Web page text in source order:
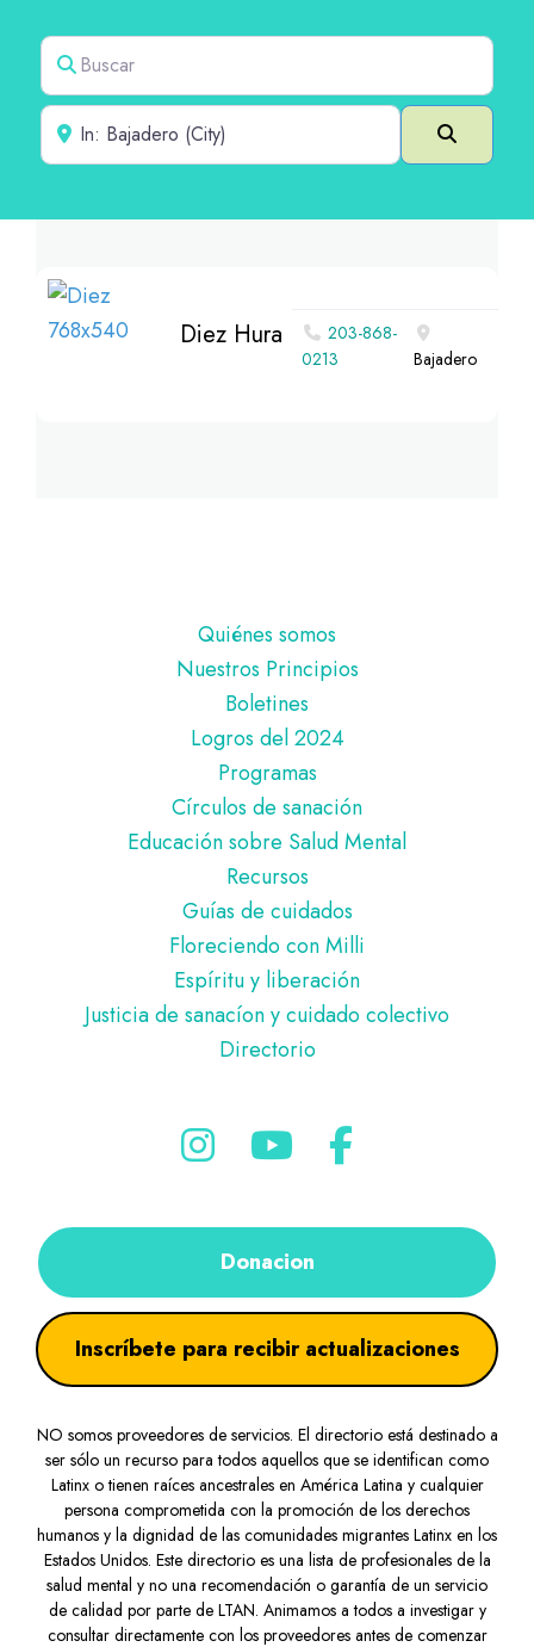
Buscar
Cerca de
Buscar
Diez Hura
203-868-
0213
Bajadero
Quiénes somos
Nuestros Principios
Boletines
Logros del 2024
Programas
Círculos de sanación
Educación sobre Salud Mental
Recursos
Guías de cuidados
Floreciendo con Milli
Espíritu y liberación
Justicia de sanacíon y cuidado colectivo
Directorio
Donacion
Inscríbete para recibir actualizaciones
NO somos proveedores de servicios. El directorio está destinado a
ser sólo un recurso para todos aquellos que se identifican como
Latinx o tienen raíces ancestrales en América Latina y cualquier
persona comprometida con la promoción de los derechos
humanos y la dignidad de las comunidades migrantes Latinx en los
Estados Unidos. Este directorio es una lista de profesionales de la
salud mental y no una recomendación o garantía de un servicio
de calidad por parte de LTAN. Animamos a todos a investigar y
consultar directamente con los proveedores antes de comenzar